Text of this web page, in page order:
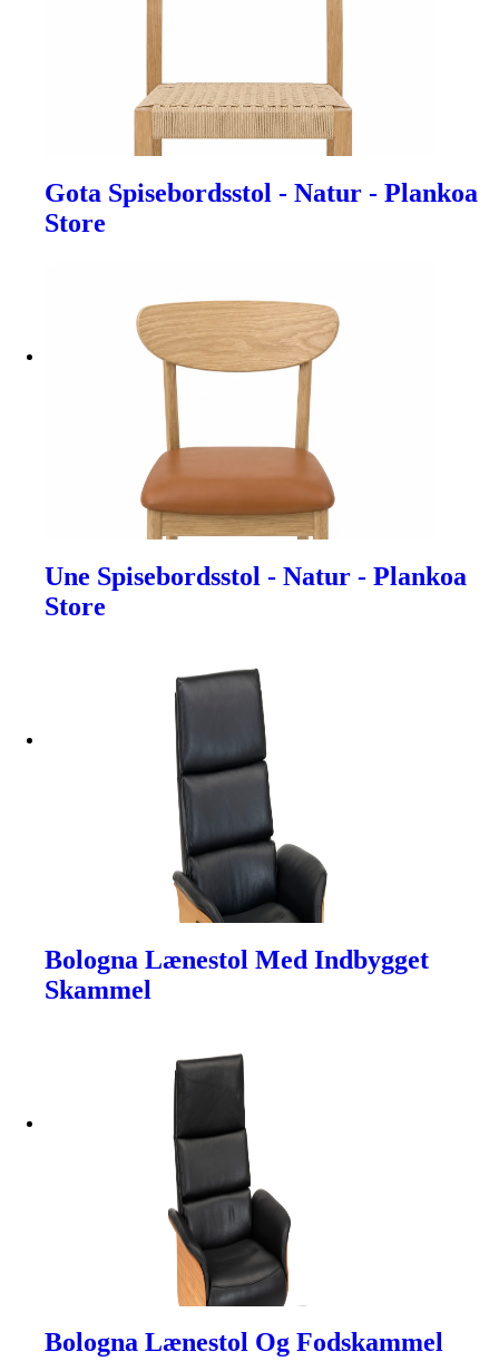
Gota Spisebordsstol - Natur - Plankoa
Store
Une Spisebordsstol - Natur - Plankoa
Store
Bologna Lænestol Med Indbygget
Skammel
Bologna Lænestol Og Fodskammel